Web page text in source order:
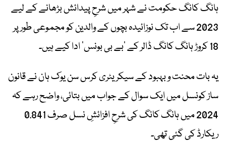
ہانگ کانگ حکومت نے شہر میں شرحِ پیدائش بڑھانے کے لیے
2023 سے اب تک نوزائیدہ بچوں کے والدین کو مجموعی طور پر
18 کروڑ ہانگ کانگ ڈالر کے ’بے بی بونس‘ ادا کیے ہیں۔
یہ بات محنت و بہبود کے سیکریٹری کرس سن یوک ہان نے قانون
ساز کونسل میں ایک سوال کے جواب میں بتائی، واضح رہے کہ
2024 میں ہانگ کانگ کی شرحِ افزائشِ نسل صرف 0.841
ریکارڈ کی گئی تھی۔